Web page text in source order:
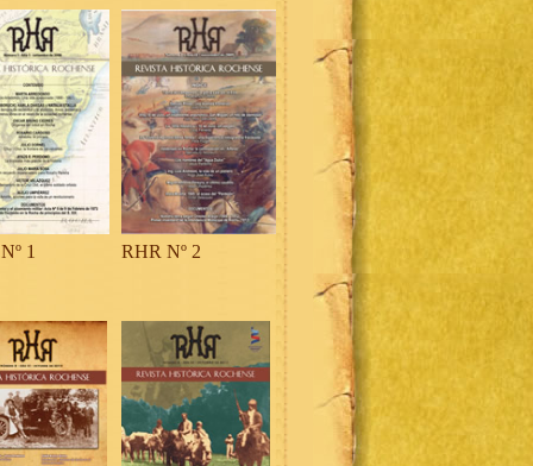
1 RHR Nº 2